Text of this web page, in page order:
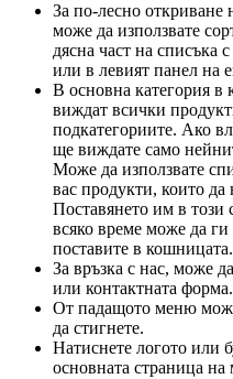
За по-лесно откриване
може да използвате
дясна част на списъка
или в левият панел на
В основна категория в
виждат всички
подкатегориите. Ако
ще виждате само
Може да използвате
вас продукти, които да
Поставянето им в този
всяко време може да
поставите в кошницата.
За връзка с нас, може
или контактната форма.
От падащото меню
да стигнете.
Натиснете логото или
основната страница на